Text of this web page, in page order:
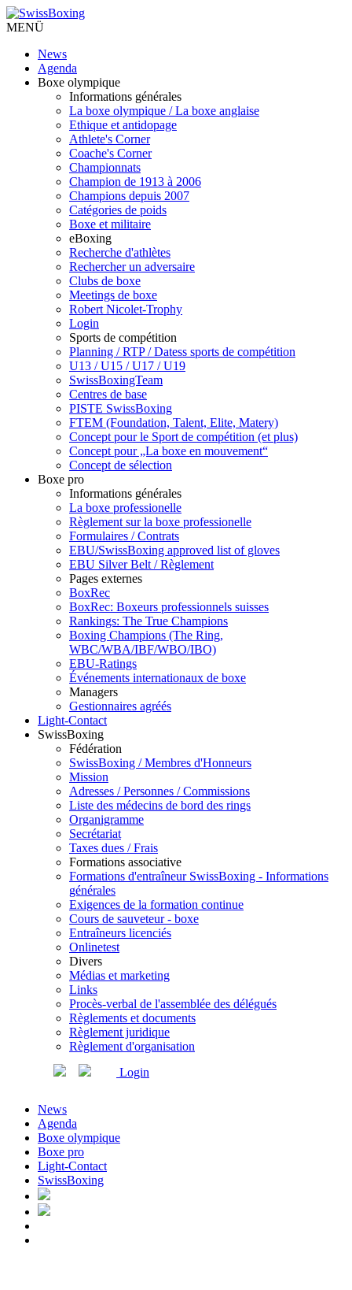
MENÜ
News
Agenda
Boxe olympique
Informations générales
La boxe olympique / La boxe anglaise
Ethique et antidopage
Athlete's Corner
Coache's Corner
Championnats
Champion de 1913 à 2006
Champions depuis 2007
Catégories de poids
Boxe et militaire
eBoxing
Recherche d'athlètes
Rechercher un adversaire
Clubs de boxe
Meetings de boxe
Robert Nicolet-Trophy
Login
Sports de compétition
Planning / RTP / Datess sports de compétition
U13 / U15 / U17 / U19
SwissBoxingTeam
Centres de base
PISTE SwissBoxing
FTEM (Foundation, Talent, Elite, Matery)
Concept pour le Sport de compétition (et plus)
Concept pour „La boxe en mouvement“
Concept de sélection
Boxe pro
Informations générales
La boxe professionelle
Règlement sur la boxe professionelle
Formulaires / Contrats
EBU/SwissBoxing approved list of gloves
EBU Silver Belt / Règlement
Pages externes
BoxRec
BoxRec: Boxeurs professionnels suisses
Rankings: The True Champions
Boxing Champions (The Ring,
WBC/WBA/IBF/WBO/IBO)
EBU-Ratings
Événements internationaux de boxe
Managers
Gestionnaires agréés
Light-Contact
SwissBoxing
Fédération
SwissBoxing / Membres d'Honneurs
Mission
Adresses / Personnes / Commissions
Liste des médecins de bord des rings
Organigramme
Secrétariat
Taxes dues / Frais
Formations associative
Formations d'entraîneur SwissBoxing - Informations
générales
Exigences de la formation continue
Cours de sauveteur - boxe
Entraîneurs licenciés
Onlinetest
Divers
Médias et marketing
Links
Procès-verbal de l'assemblée des délégués
Règlements et documents
Règlement juridique
Règlement d'organisation
Login
News
Agenda
Boxe olympique
Boxe pro
Light-Contact
SwissBoxing